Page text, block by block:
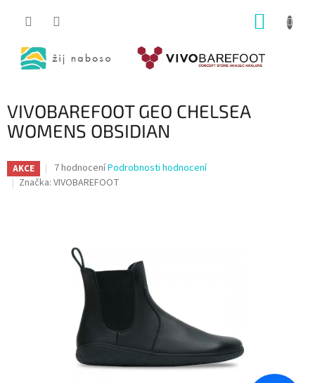
VIVOBAREFOOT GEO CHELSEA
WOMENS OBSIDIAN
AKCE
Průměrné
hodnocení
hvězdiček.
7 hodnoceníPodrobnosti hodnocení
Značka: VIVOBAREFOOT